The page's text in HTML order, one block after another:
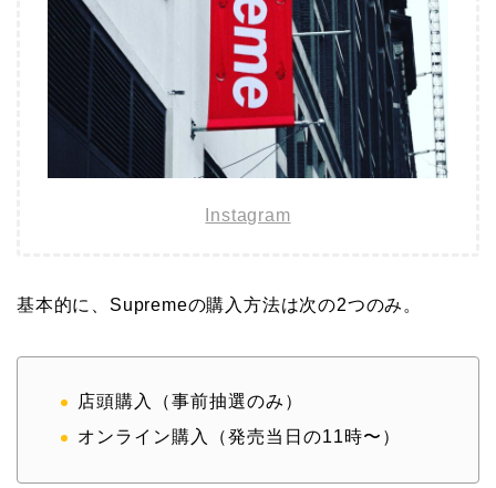
Instagram
基本的に、Supremeの購入方法は次の2つのみ。
店頭購入（事前抽選のみ）
オンライン購入（発売当日の11時〜）